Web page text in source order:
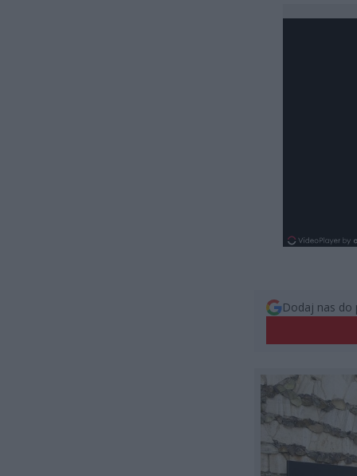
Dodaj nas do